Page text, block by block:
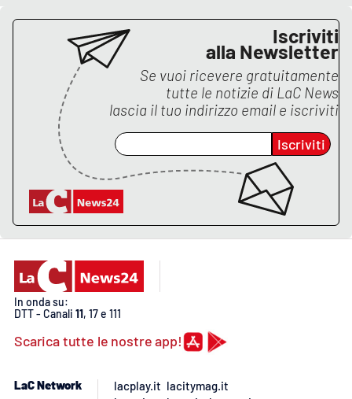
PROGETTI
SPECIALI
Buona Sanità Calabria
CALABRIAVISIONE
Destinazioni
Eventi
Food
Storie
Iscriviti
alla Newsletter
Se vuoi ricevere gratuitamente
tutte le notizie di LaC News
lascia il tuo indirizzo email e iscriviti
Iscriviti
In onda su:
DTT - Canali 11, 17 e 111
Scarica tutte le nostre app!
LaC Network
lacplay.it lacitymag.it